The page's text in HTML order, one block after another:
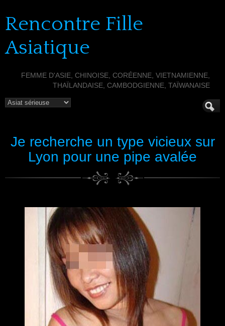
Rencontre Fille
Asiatique
FEMME D'ASIE, CHINOISE, CORÉENNE, VIETNAMIENNE,
THAÏLANDAISE, CAMBODGIENNE, TAÏWANAISE
Je recherche un type vicieux sur
Lyon pour une pipe avalée